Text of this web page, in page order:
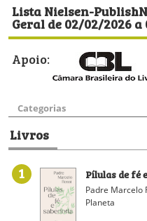
Lista Nielsen-
Geral de 02/02/2026
Apoio:
Categorias
Livros
1
Pílulas de fé
Padre Marcelo
Planeta